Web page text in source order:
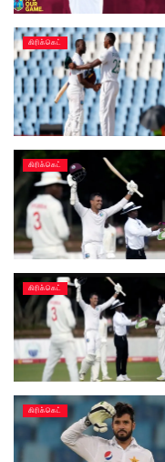
கிரிக்கெட்
கிரிக்கெட்
கிரிக்கெட்
கிரிக்கெட்